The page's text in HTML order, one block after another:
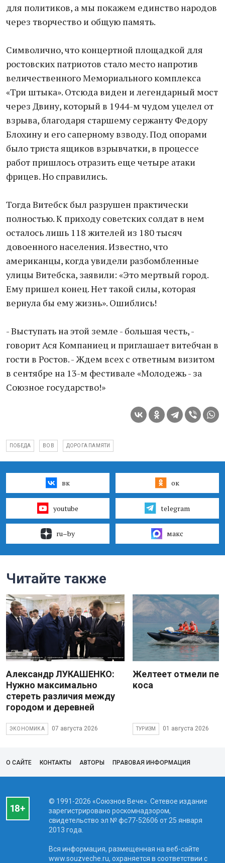
для политиков, а мы покажем единство народов
через творчество и общую память.
Символично, что концертной площадкой для
ростовских патриотов стало место напротив
величественного Мемориального комплекса
«Три штыка». Отсюда виден и легендарный мост
через Двину, который в 1944-м чудом уцелел от
взрыва, благодаря старшему сержанту Федору
Блохину и его саперному взводу. Под опорами
было триста ящиков взрывчатки, в процессе
работ пришлось отразить еще четыре атаки
фрицев. Но справились.
Тогда Витебск был разрушен практически
полностью. К приходу советских солдат в нем
осталось лишь 118 жителей из 180 тысяч
довоенного населения. Известно, что
американцы, когда увидели разбомбленные
улицы Витебска, заявили: «Это мертвый город.
Ему пришел конец. Нет такой силы, которая
вернула бы ему жизнь». Ошиблись!
- Выступать на этой земле - большая честь, -
говорит Ася Компаниец и приглашает витебчан в
гости в Ростов. - Ждем всех с ответным визитом
в сентябре на 13-м фестивале «Молодежь - за
Союзное государство!»
ПОБЕДА ВОВ ДОРОГА ПАМЯТИ
вк ок
youtube telegram
ru–by макс
Читайте также
Александр ЛУКАШЕНКО:
Нужно максимально
стереть различия между
городом и деревней
ЭКОНОМИКА 07 августа 2026
Желтеет отмели
коса
ТУРИЗМ 01 августа 2026
О САЙТЕ КОНТАКТЫ АВТОРЫ ПРАВОВАЯ ИНФОРМАЦИЯ
© 1991-2026 «Союзное Вече». Сетевое издание
зарегистрировано роскомнадзором,
свидетельство эл № фc77-52606 от 25 января
2013 года.
Вся информация, размещенная на веб-сайте
www.souzveche.ru, охраняется в соответствии с